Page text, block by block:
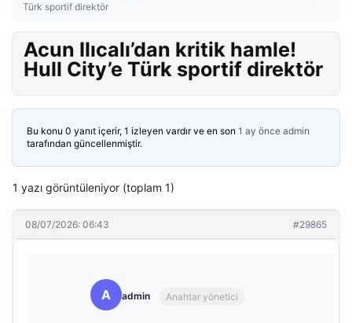
Türk sportif direktör
Acun Ilıcalı’dan kritik hamle!
Hull City’e Türk sportif direktör
Bu konu 0 yanıt içerir, 1 izleyen vardır ve en son 1 ay önce admin
tarafından güncellenmiştir.
1 yazı görüntüleniyor (toplam 1)
08/07/2026: 06:43 #29865
A admin Anahtar yönetici